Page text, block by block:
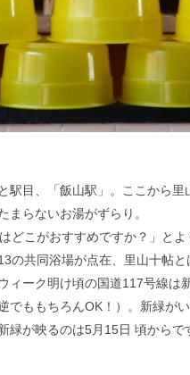
駅目、「飯山駅」。ここから
まらないお湯がずらり。
どこがおすすめですか？」と
の共同浴場が点在、里山十帖
ィーク明け頃の国道117号線
でももちろんOK！）。新緑が
緑が映るのは5月15日 頃から